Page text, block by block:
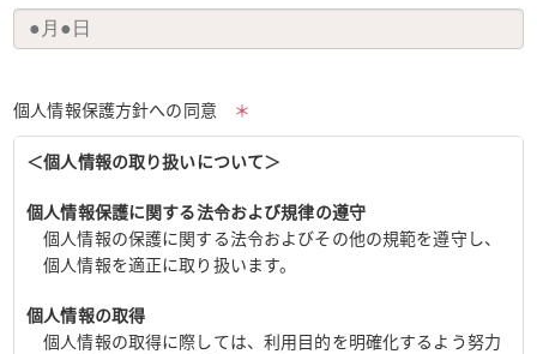
個人情報保護方針への同意 ＊
＜個人情報の取り扱いについて＞
個人情報保護に関する法令および規律の遵守
個人情報の保護に関する法令およびその他の規範を遵守し、
個人情報を適正に取り扱います。
個人情報の取得
個人情報の取得に際しては、利用目的を明確化するよう努力